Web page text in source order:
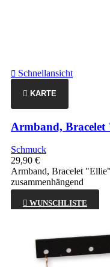
Schnellansicht
 KARTE
Armband,
Schmuck
29,90 €
Armband, Bracelet
zusammenhängend
 WUNSCHLISTE